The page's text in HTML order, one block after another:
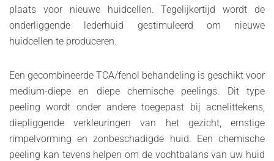
plaats voor nieuwe huidcellen. Tegelijkertijd wordt de
onderliggende lederhuid gestimuleerd om nieuwe
huidcellen te produceren.
Een gecombineerde TCA/fenol behandeling is geschikt voor
medium-diepe en diepe chemische peelings. Dit type
peeling wordt onder andere toegepast bij acnelittekens,
diepliggende verkleuringen van het gezicht, ernstige
rimpelvorming en zonbeschadigde huid. Een chemische
peeling kan tevens helpen om de vochtbalans van uw huid